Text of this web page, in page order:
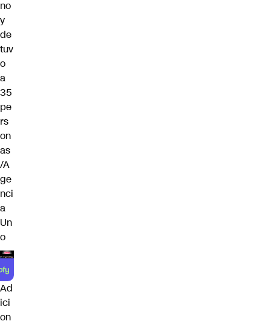
no
y
de
tuv
o
a
35
pe
rs
on
as
/A
ge
nci
a
Un
o
Ad
ici
on